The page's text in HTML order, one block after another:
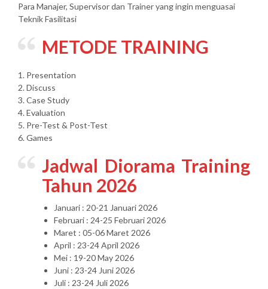
Para Manajer, Supervisor dan Trainer yang ingin menguasai
Teknik Fasilitasi
METODE TRAINING
1. Presentation
2. Discuss
3. Case Study
4. Evaluation
5. Pre-Test & Post-Test
6. Games
Jadwal Diorama Training
Tahun 2026
Januari : 20-21 Januari 2026
Februari : 24-25 Februari 2026
Maret : 05-06 Maret 2026
April : 23-24 April 2026
Mei : 19-20 May 2026
Juni : 23-24 Juni 2026
Juli : 23-24 Juli 2026